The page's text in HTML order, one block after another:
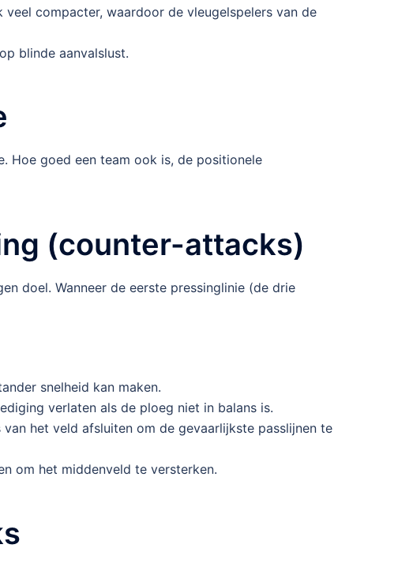
compacter, waardoor de vleugelspelers van de
blinde aanvalslust.
Hoe goed een team ook is, de positionele
(counter-attacks)
doel. Wanneer de eerste pressinglinie (de drie
snelheid kan maken.
verlaten als de ploeg niet in balans is.
het veld afsluiten om de gevaarlijkste passlijnen te
om het middenveld te versterken.